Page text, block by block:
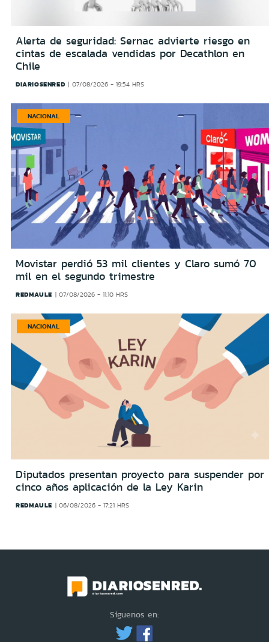
Alerta de seguridad: Sernac advierte riesgo en
cintas de escalada vendidas por Decathlon en
Chile
DIARIOSENRED 07/08/2026 - 19:54 HRS
NACIONAL
Movistar perdió 53 mil clientes y Claro sumó 70
mil en el segundo trimestre
REDMAULE 07/08/2026 - 11:10 HRS
NACIONAL
Diputados presentan proyecto para suspender por
cinco años aplicación de la Ley Karin
REDMAULE 06/08/2026 - 17:21 HRS
Síguenos en: